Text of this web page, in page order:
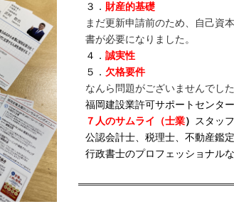
３． 財産的基礎
まだ更新申請前のため、自己資
書が必要になりました。
４． 誠実性
５． 欠格要件
なんら問題がございませんでした
福岡建設業許可サポートセンター
７人のサムライ（士業）
スタッ
公認会計士、税理士、不動産鑑
行政書士のプロフェッショナルな